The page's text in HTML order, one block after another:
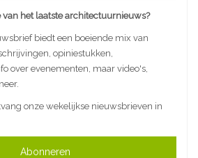
van het laatste architectuurnieuws?
biedt een boeiende mix van
opiniestukken,
over evenementen, maar video's,
onze wekelijkse nieuwsbrieven in
Abonneren